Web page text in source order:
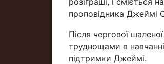
проповідника Джеймі
Після чергової
труднощами в
підтримки Джеймі.